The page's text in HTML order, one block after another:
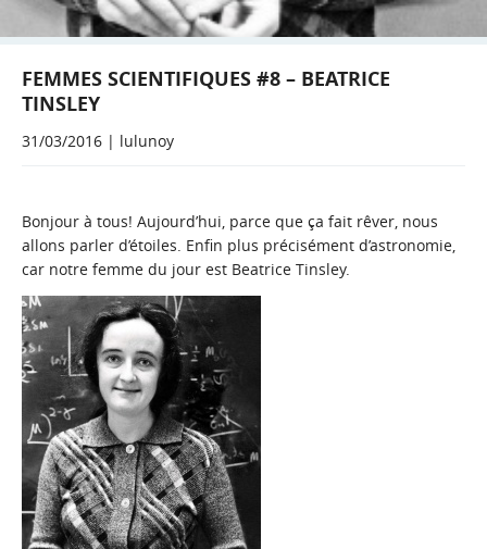
FEMMES SCIENTIFIQUES #8 – BEATRICE
TINSLEY
31/03/2016 | lulunoy
Bonjour à tous! Aujourd’hui, parce que ça fait rêver, nous
allons parler d’étoiles. Enfin plus précisément d’astronomie,
car notre femme du jour est Beatrice Tinsley.